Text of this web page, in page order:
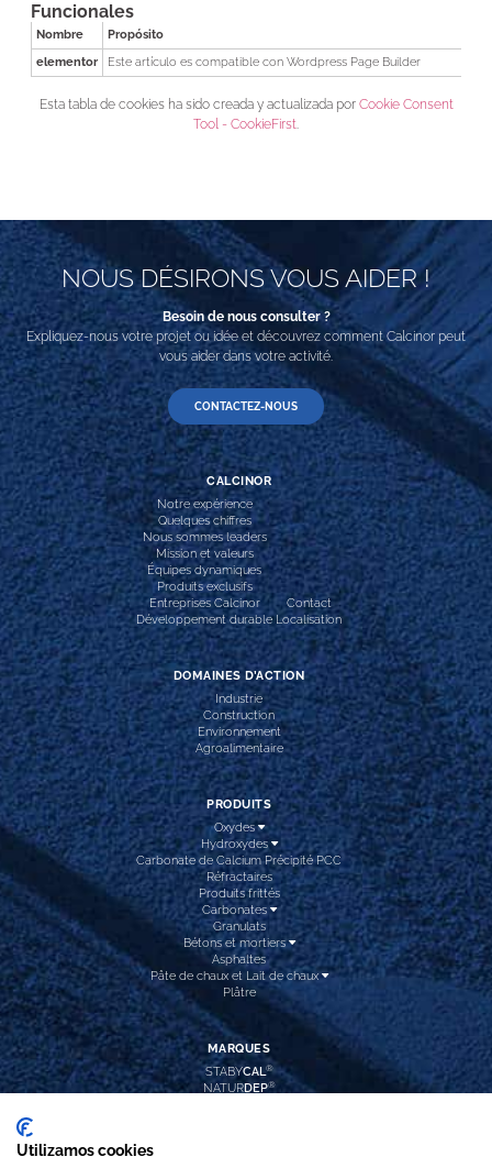
Funcionales
Nombre
Propósito
elementor
Este artículo es compatible con Wordpress Page Builder
Esta tabla de cookies ha sido creada y actualizada por Cookie Consent
Tool - CookieFirst.
NOUS DÉSIRONS VOUS AIDER !
Besoin de nous consulter ?
Expliquez-nous votre projet ou idée et découvrez comment Calcinor peut
vous aider dans votre activité.
CONTACTEZ-NOUS
CALCINOR
Notre expérience
Quelques chiffres
Nous sommes leaders
Mission et valeurs
Équipes dynamiques
Produits exclusifs
Entreprises Calcinor
Développement durable
Contact
Localisation
DOMAINES D’ACTION
Industrie
Construction
Environnement
Agroalimentaire
PRODUITS
Oxydes
Hydroxydes
Carbonate de Calcium Précipité PCC
Réfractaires
Produits frittés
Carbonates
Granulats
Bétons et mortiers
Asphaltes
Pâte de chaux et Lait de chaux
Plâtre
MARQUES
STABYCAL ®
NATURDEP®
Utilizamos cookies